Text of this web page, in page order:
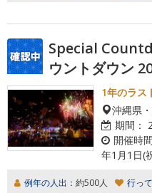
Special
ウントダウン
1年のラス
沖縄県
期間：
開催時
年1月1日(
例年の人出： 約500人 行っ